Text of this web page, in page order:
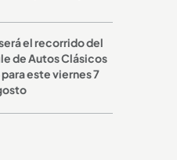
el recorrido del
de Autos Clásicos
este viernes 7